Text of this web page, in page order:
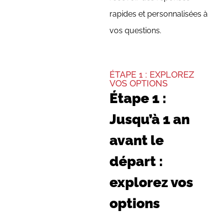
rapides et personnalisées à
vos questions.
ÉTAPE 1 : EXPLOREZ
VOS OPTIONS
Étape 1 :
Jusqu’à 1 an
avant le
départ :
explorez vos
options